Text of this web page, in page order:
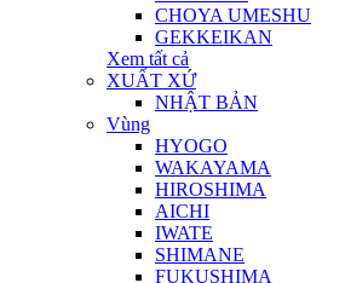
CHOYA UMESHU
GEKKEIKAN
Xem tất cả
XUẤT XỨ
NHẬT BẢN
Vùng
HYOGO
WAKAYAMA
HIROSHIMA
AICHI
IWATE
SHIMANE
FUKUSHIMA